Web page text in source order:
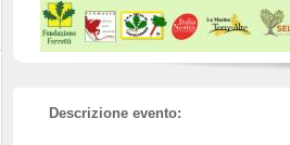
Descrizione evento: